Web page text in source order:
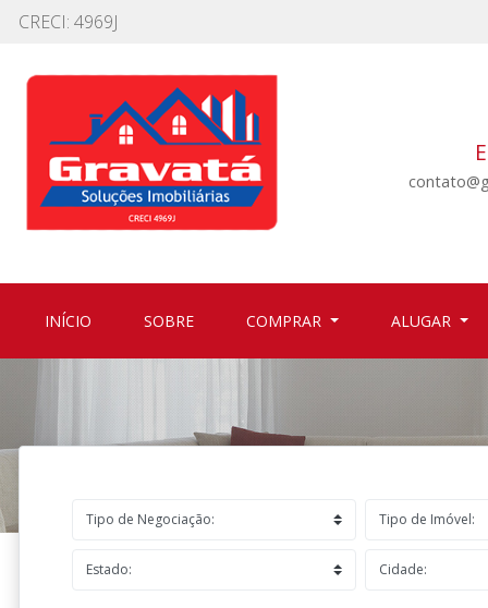
CRECI: 4969J
INÍCIO (CURRENT)SOBRE(CURRENT)COMPRAR ALUGAR